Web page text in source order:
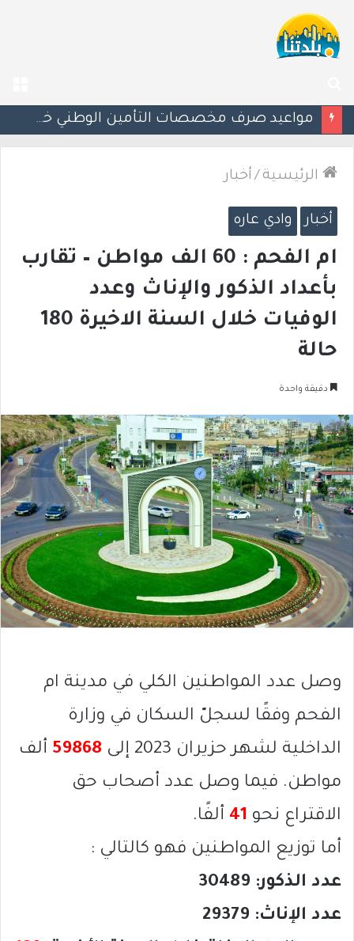
عن
إسرائيل تحذر مواطنيها في اليونان من احتجاجات مرتبطة بحرب غزة
الرئيسية / أخبار
أخبار وادي عاره
ام الفحم : 60 الف مواطن – تقارب
بأعداد الذكور والإناث وعدد
الوفيات خلال السنة الاخيرة 180
حالة
دقيقة واحدة
وصل عدد المواطنين الكلي في مدينة ام
الفحم وفقًا لسجلّ السكان في وزارة
الداخلية لشهر حزيران 2023 إلى
59868 ألف
مواطن. فيما وصل عدد أصحاب حق
الاقتراع نحو 41 ألفًا.
أما توزيع المواطنين فهو كالتالي :
عدد الذكور: 30489
عدد الإناث: 29379